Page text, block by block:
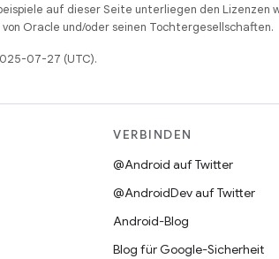
auf dieser Seite unterliegen den Lizenzen
Oracle und/oder seinen Tochtergesellschaften.
07-27 (UTC).
VERBINDEN
@Android auf Twitter
@AndroidDev auf Twitter
Android-Blog
Blog für Google-Sicherheit